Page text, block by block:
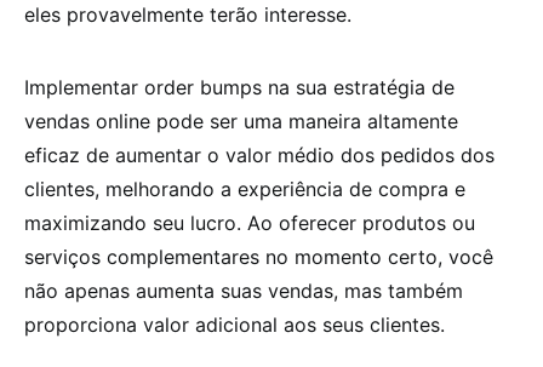
eles provavelmente terão interesse.
Implementar order bumps na sua estratégia de
vendas online pode ser uma maneira altamente
eficaz de aumentar o valor médio dos pedidos dos
clientes, melhorando a experiência de compra e
maximizando seu lucro. Ao oferecer produtos ou
serviços complementares no momento certo, você
não apenas aumenta suas vendas, mas também
proporciona valor adicional aos seus clientes.